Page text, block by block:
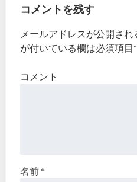
コメントを残す
メールアドレスが公開され
が付いている欄は必須項目
コメント
名前*